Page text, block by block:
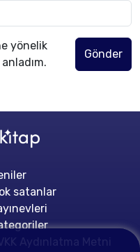
yönelik
Gönder
satanlar